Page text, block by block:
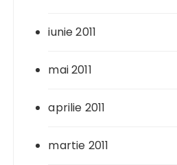
iunie 2011
mai 2011
aprilie 2011
martie 2011